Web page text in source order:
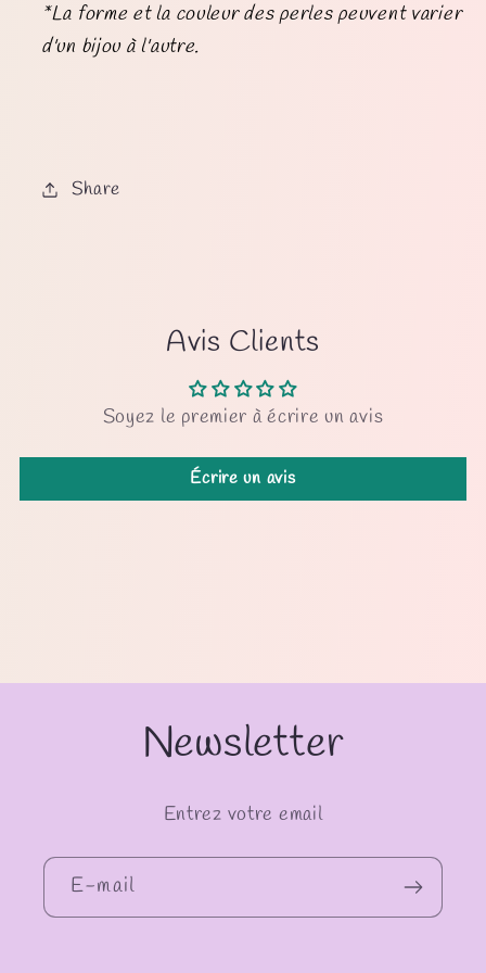
*La forme et la couleur des perles peuvent varier
d'un bijou à l'autre.
Share
Avis Clients
Soyez le premier à écrire un avis
Écrire un avis
Newsletter
Entrez votre email
E-mail